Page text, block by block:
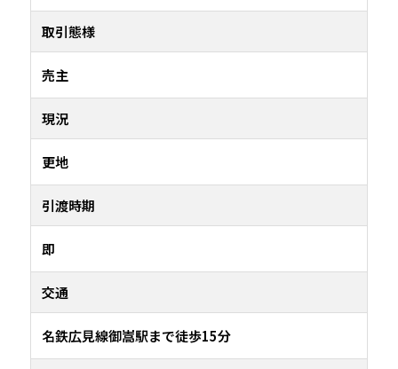
取引態様
売主
現況
更地
引渡時期
即
交通
名鉄広見線御嵩駅まで徒歩15分